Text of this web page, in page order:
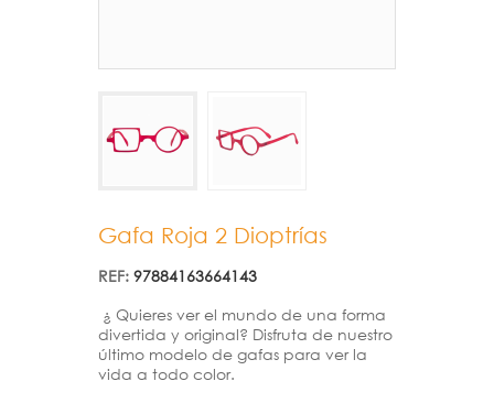
Gafa Roja 2 Dioptrías
REF: 97884163664143
¿ Quieres ver el mundo de una forma
divertida y original? Disfruta de nuestro
último modelo de gafas para ver la
vida a todo color.